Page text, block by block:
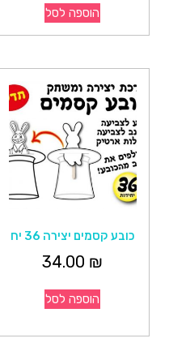
הוספה לסל
כובע קסמים יצירה 36 יח
34.00 ₪
הוספה לסל